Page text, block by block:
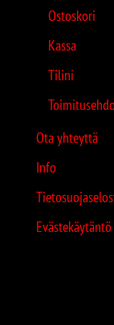
Ostoskori
Kassa
Tilini
Ota yhteyttä
Info
Evästekäytäntö